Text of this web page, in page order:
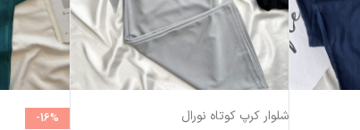
شلوار کرپ کوتاه نورال
-16%